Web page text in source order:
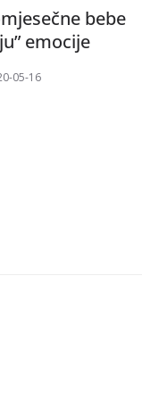
bebe
emocije
05-16